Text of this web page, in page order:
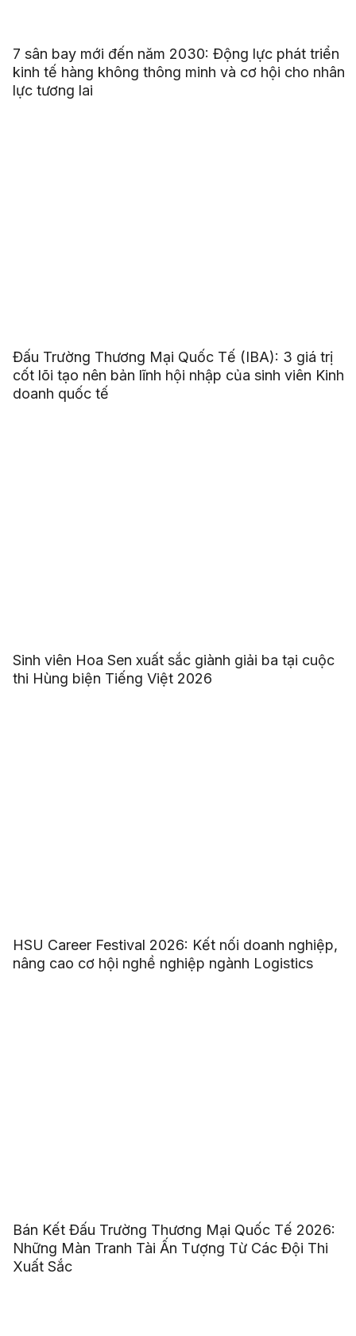
7 sân bay mới đến năm 2030: Động lực phát triển
kinh tế hàng không thông minh và cơ hội cho nhân
lực tương lai
Đấu Trường Thương Mại Quốc Tế (IBA): 3 giá trị
cốt lõi tạo nên bản lĩnh hội nhập của sinh viên Kinh
doanh quốc tế
Sinh viên Hoa Sen xuất sắc giành giải ba tại cuộc
thi Hùng biện Tiếng Việt 2026
HSU Career Festival 2026: Kết nối doanh nghiệp,
nâng cao cơ hội nghề nghiệp ngành Logistics
Bán Kết Đấu Trường Thương Mại Quốc Tế 2026:
Những Màn Tranh Tài Ấn Tượng Từ Các Đội Thi
Xuất Sắc